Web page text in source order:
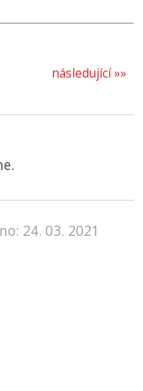
následující »»
24. 03. 2021